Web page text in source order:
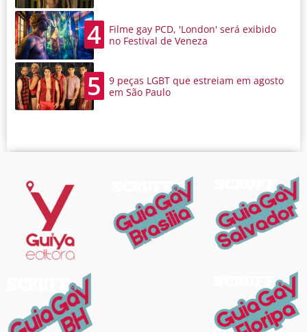
4
Filme gay PCD, 'London' será exibido
no Festival de Veneza
5
9 peças LGBT que estreiam em agosto
em São Paulo